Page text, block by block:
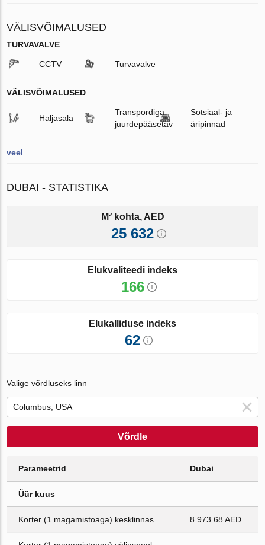
VÄLISVÕIMALUSED
TURVAVALVE
CCTV Turvavalve
VÄLISVÕIMALUSED
Haljasala
Transpordiga
juurdepääsetav
Sotsiaal- ja
äripinnad
veel
DUBAI - STATISTIKA
M² kohta, AED
25 632
Elukvaliteedi indeks
166
Elukalliduse indeks
62
Valige võrdluseks linn
Võrdle
Parameetrid Dubai
Üür kuus
Korter (1 magamistoaga) kesklinnas 8 973.68 AED